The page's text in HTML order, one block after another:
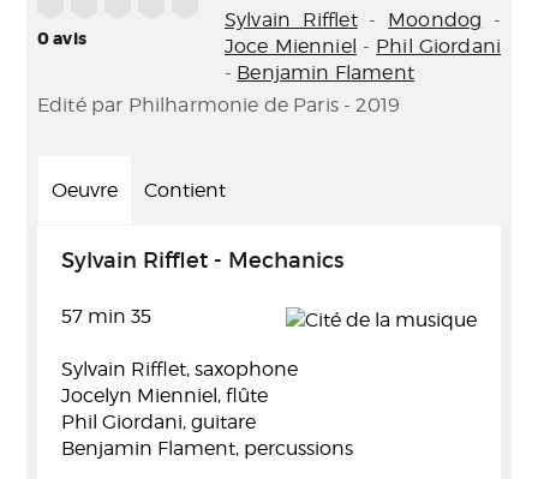
0avis
Sylvain Rifflet- Moondog -
Joce Mienniel - Phil Giordani
- Benjamin Flament
Edité par Philharmonie de Paris - 2019
Oeuvre Contient
Sylvain Rifflet - Mechanics
57 min 35
Sylvain Rifflet, saxophone
Jocelyn Mienniel, flûte
Phil Giordani, guitare
Benjamin Flament, percussions